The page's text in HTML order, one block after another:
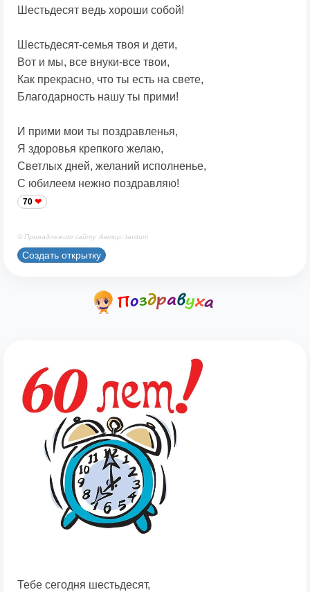
Шестьдесят ведь хороши собой!
Шестьдесят-семья твоя и дети,
Вот и мы, все внуки-все твои,
Как прекрасно, что ты есть на свете,
Благодарность нашу ты прими!
И прими мои ты поздравленья,
Я здоровья крепкого желаю,
Светлых дней, желаний исполненье,
С юбилеем нежно поздравляю!
70
© Принадлежит сайту. Автор: tavitum
Создать открытку
Тебе сегодня шестьдесят,